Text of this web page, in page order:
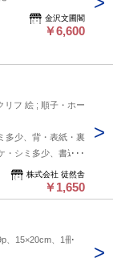
金沢文圃閣
￥6,600
リフ 絵 ; 順子・ホー
多少、背・表紙・裏
・シミ多少、書込折
株式会社 徒然舎
￥1,650
、15×20cm、1冊